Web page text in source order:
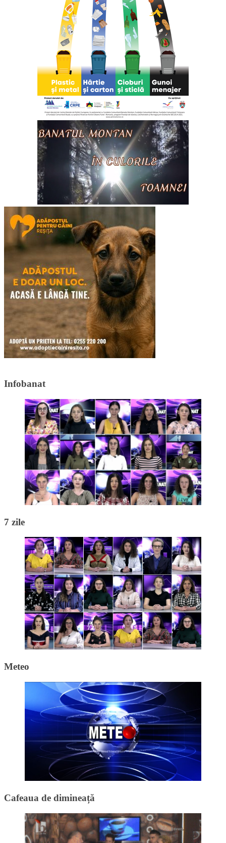
Infobanat
7 zile
Meteo
Cafeaua de dimineață